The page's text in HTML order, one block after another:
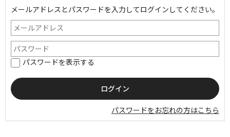
メールアドレスとパスワードを入力してログインしてください。
パスワードを表示する
パスワードをお忘れの方はこちら